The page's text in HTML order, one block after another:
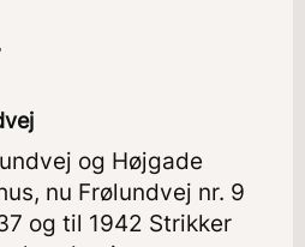
og Højgade
nu Frølundvej nr. 9
og til 1942 Strikker